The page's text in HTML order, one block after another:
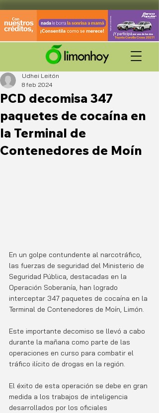
PCD decomisa 347
paquetes de cocaína en
la Terminal de
Contenedores de Moín
Udhei Leitón
8 feb 2024
En un golpe contundente al narcotráfico,
las fuerzas de seguridad del Ministerio de
Seguridad Pública, destacadas en la
Operación Soberanía, han logrado
interceptar 347 paquetes de cocaína en la
Terminal de Contenedores de Moín, Limón.
Este importante decomiso se llevó a cabo
durante la mañana como parte de las
operaciones en curso para combatir el
tráfico ilícito de drogas en la región.
El éxito de esta operación se debe en gran
medida a los trabajos de inteligencia
desarrollados por los oficiales